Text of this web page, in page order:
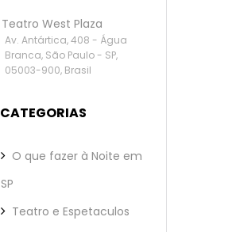
Teatro West Plaza
Av. Antártica, 408 - Água
Branca, São Paulo - SP,
05003-900, Brasil
CATEGORIAS
O que fazer à Noite em
SP
Teatro e Espetaculos